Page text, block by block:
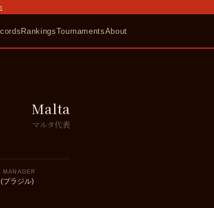
RankingsTournamentsAbout
Malta
マルタ代表
MANAGER
ブラジル)